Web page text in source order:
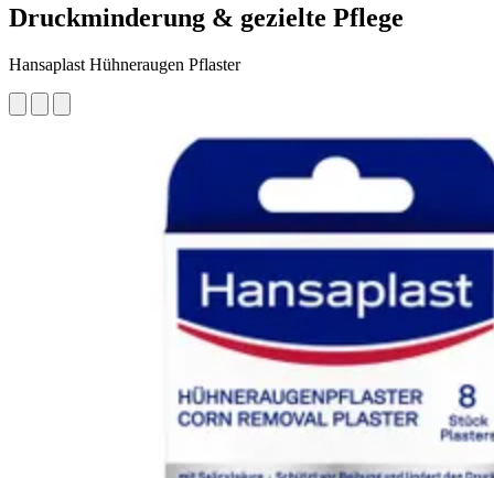
Druckminderung & gezielte Pflege
Hansaplast Hühneraugen Pflaster